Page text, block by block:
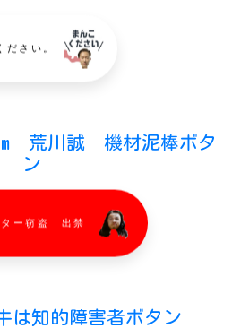
ださい。
荒川誠 機材泥棒ボタ
ン
ー窃盗 出禁
は知的障害者ボタン